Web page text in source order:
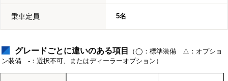
乗車定員 5名
グレードごとに違いのある項目
（◯：標準装備 △：オプショ
ン装備 -：選択不可、またはディーラーオプション）